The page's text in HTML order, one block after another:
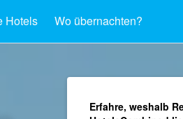
Hotels Wo übernachten?
Erfahre, weshalb